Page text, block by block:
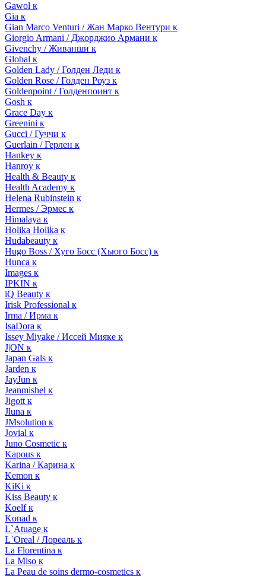
Gawol к
Gia к
Gian Marco Venturi / Жан Марко Вентури к
Giorgio Armani / Джорджио Армани к
Givenchy / Живанши к
Global к
Golden Lady / Голден Леди к
Golden Rose / Голден Роуз к
Goldenpoint / Голденпоинт к
Gosh к
Grace Day к
Greenini к
Gucci / Гуччи к
Guerlain / Герлен к
Hankey к
Hanroy к
Health & Beauty к
Health Academy к
Helena Rubinstein к
Hermes / Эрмес к
Himalaya к
Holika Holika к
Hudabeauty к
Hugo Boss / Хуго Босс (Хьюго Босс) к
Hunca к
Images к
IPKIN к
iQ Beauty к
Irisk Professional к
Irma / Ирма к
IsaDora к
Issey Miyake / Иссей Мияке к
J|ON к
Japan Gals к
Jarden к
JayJun к
Jeanmishel к
Jigott к
Jluna к
JMsolution к
Jovial к
Juno Cosmetic к
Kapous к
Karina / Карина к
Kemon к
KiKi к
Kiss Beauty к
Koelf к
Konad к
L`Atuage к
L`Oreal / Лореаль к
La Florentina к
La Miso к
La Peau de soins dermo-cosmetics к